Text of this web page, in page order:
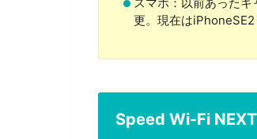
更。現在はiPhoneSE2
Speed Wi-Fi